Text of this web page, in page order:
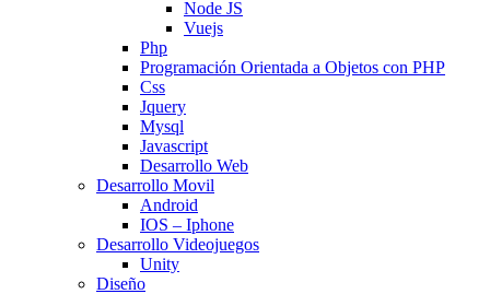
Node JS
Vuejs
Php
Programación Orientada a Objetos con PHP
Css
Jquery
Mysql
Javascript
Desarrollo Web
Desarrollo Movil
Android
IOS – Iphone
Desarrollo Videojuegos
Unity
Diseño